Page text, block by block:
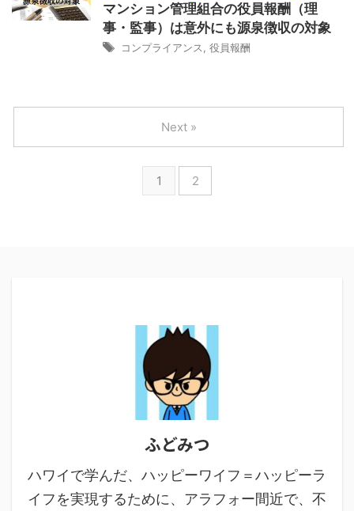
マンション管理組合の役員報酬（理
事・監事）は意外にも源泉徴収の対象
コンプライアンス 役員報酬
1 2
Next »
ふどみつ
ハワイで学んだ、ハッピーワイフ＝ハッピーラ
イフを実現するために、アラフォー間近で、不